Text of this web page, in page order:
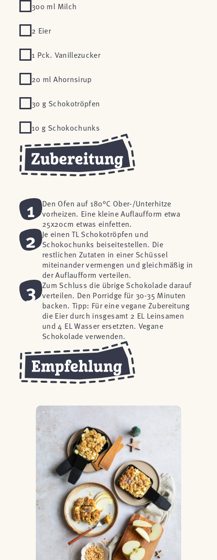
300 ml Milch
2 Eier
1 Pck. Vanillezucker
20 ml Ahornsirup
30 g Schokotröpfen
10 g Schokochunks
1
Den Ofen auf 180°C Ober-/Unterhitze
vorheizen. Eine kleine Auflaufform etwa
25x20cm etwas einfetten.
2
Je einen TL Schokotröpfen und
Schokochunks beiseitestellen. Die
restlichen Zutaten in einer Schüssel
miteinander vermengen und gleichmäßig in
der Auflaufform verteilen.
3
Zum Schluss die übrige Schokolade darauf
verteilen. Den Porridge für 30-35 Minuten
backen. Tipp: Für eine vegane Zubereitung
die Eier durch insgesamt 2 EL Leinsamen
und 4 EL Wasser ersetzten. Vegane
Schokolade verwenden.